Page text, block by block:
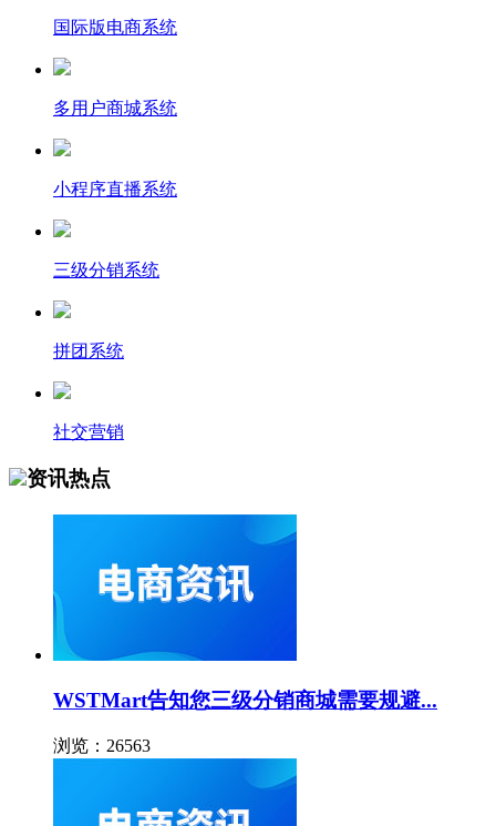
国际版电商系统
多用户商城系统
小程序直播系统
三级分销系统
拼团系统
社交营销
资讯热点
WSTMart告知您三级分销商城需要规避...
浏览：26563